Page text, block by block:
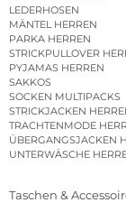
LEDERHOSEN
MÄNTEL HERREN
PARKA HERREN
STRICKPULLOVER
PYJAMAS HERREN
SAKKOS
SOCKEN MULTIPACKS
STRICKJACKEN
TRACHTENMODE
ÜBERGANGSJACKEN
UNTERWÄSCHE
Taschen &